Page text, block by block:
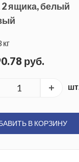
2 ящика, белый
руб.
шт.
В КОРЗИНУ